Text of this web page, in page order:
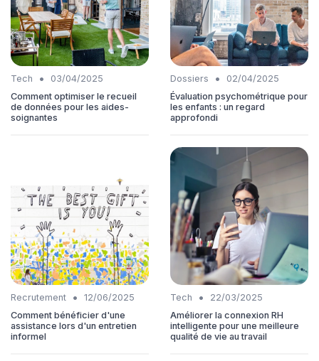
Tech •
03/04/2025
Comment optimiser le recueil
de données pour les aides-
soignantes
Dossiers •
02/04/2025
Évaluation psychométrique pour
les enfants : un regard
approfondi
Recrutement •
12/06/2025
Comment bénéficier d'une
assistance lors d'un entretien
informel
Tech •
22/03/2025
Améliorer la connexion RH
intelligente pour une meilleure
qualité de vie au travail